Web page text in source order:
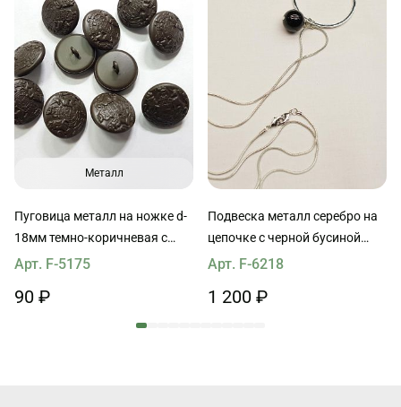
Металл
Пуговица металл на ножке d-
18мм темно-коричневая с
геральдикой
Арт. F-5175
90 ₽
Подвеска металл серебро на
цепочке с черной бусиной
50см
Арт. F-6218
1 200 ₽